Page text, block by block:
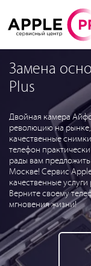
Замена
Plus
Двойная камера
революцию на
качественные
телефон
рады вам
Москве! Сервис
качественные
Верните своему
мгновения жизни!